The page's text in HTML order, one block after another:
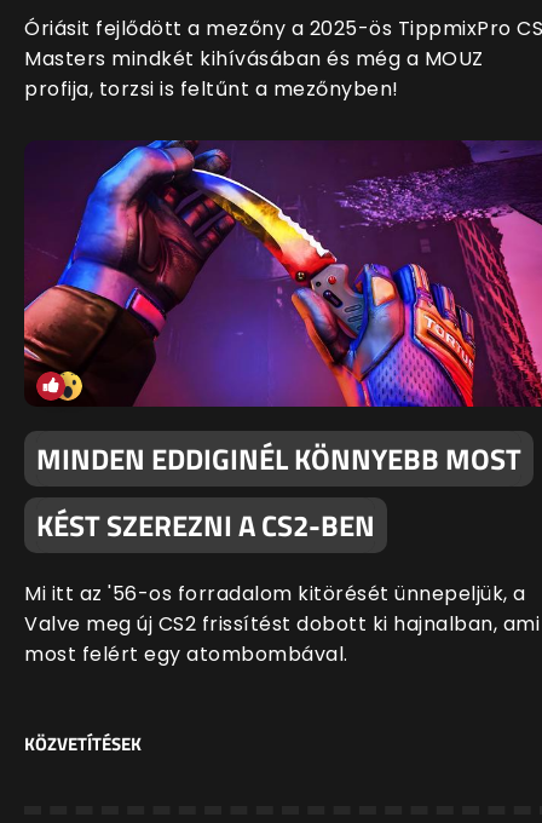
Óriásit fejlődött a mezőny a 2025-ös TippmixPro
Masters mindkét kihívásában és még a MOUZ
profija, torzsi is feltűnt a mezőnyben!
MINDEN EDDIGINÉL KÖNNYEBB MOST
KÉST SZEREZNI A CS2-BEN
Mi itt az '56-os forradalom kitörését ünnepeljük, a
Valve meg új CS2 frissítést dobott ki hajnalban, ami
most felért egy atombombával.
KÖZVETÍTÉSEK